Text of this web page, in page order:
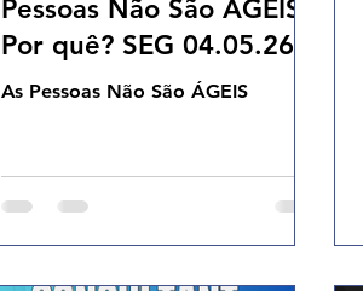
Pessoas Não São ÁGEIS!
Por quê? SEG 04.05.26
07h31
As Pessoas Não São ÁGEIS